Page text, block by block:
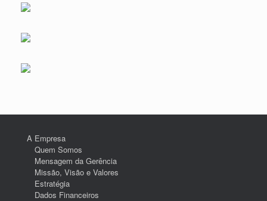
A Empresa
Quem Somos
Mensagem da Gerência
Missão, Visão e Valores
Estratégia
Dados Financeiros